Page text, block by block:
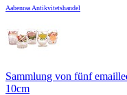
Aabenraa Antikvitetshandel
Sammlung von fünf
10cm